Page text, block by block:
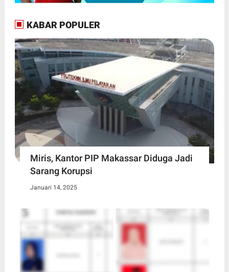
KABAR POPULER
Miris, Kantor PIP Makassar Diduga Jadi
Sarang Korupsi
Januari 14, 2025